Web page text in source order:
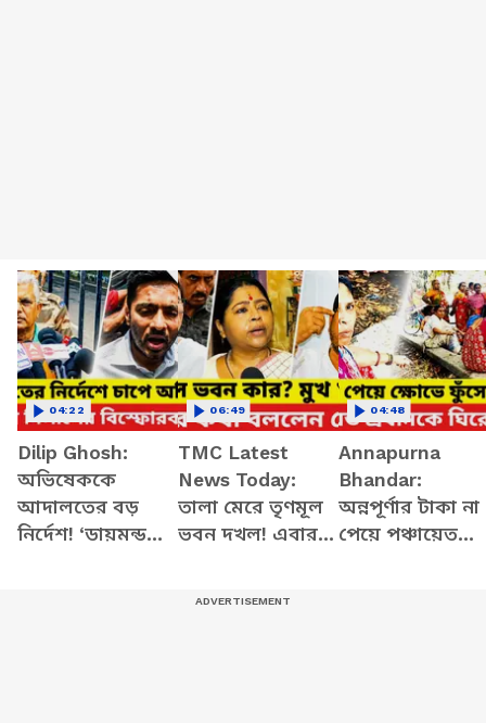
Dilip Ghosh:
অভিষেককে
আদালতের বড়
নির্দেশ! ‘ডায়মন্ড
04:22
TMC Latest
News Today:
তালা মেরে তৃণমূল
ভবন দখল! এবার
06:49
Annapurna
Bhandar:
অন্নপূর্ণার টাকা না
পেয়ে পঞ্চায়েত
04:48